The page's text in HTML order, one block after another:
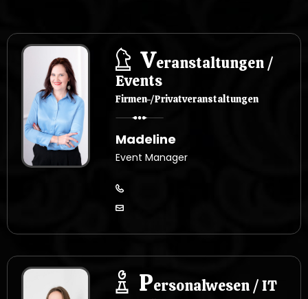
Veranstaltungen /
Events
Firmen-/Privatveranstaltungen
Madeline
Event Manager
Personalwesen / IT